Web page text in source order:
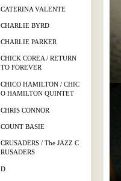
CATERINA VALENTE
CHARLIE BYRD
CHARLIE PARKER
CHICK COREA / RETURN
TO FOREVER
CHICO HAMILTON / CHIC
O HAMILTON QUINTET
CHRIS CONNOR
COUNT BASIE
CRUSADERS / The JAZZ C
RUSADERS
D